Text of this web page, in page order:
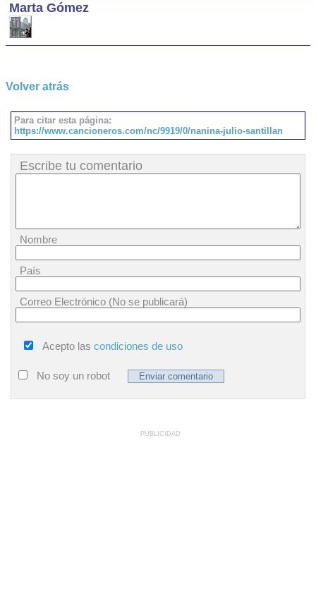
Marta Gómez
Volver atrás
Para citar esta página:
https://www.cancioneros.com/nc/9919/0/nanina-julio-santillan
Escribe tu comentario
Nombre
País
Correo Electrónico (No se publicará)
Acepto las condiciones de uso
No soy un robot
PUBLICIDAD